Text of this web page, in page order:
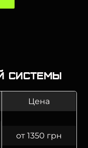
системы
Цена
от 1350 грн